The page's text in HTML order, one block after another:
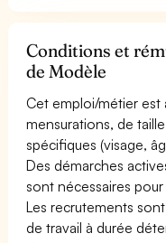
Conditions et
de Modèle
Cet emploi/métier est
mensurations, de
spécifiques (visage,
Des démarches
sont nécessaires
Les recrutements
de travail à durée